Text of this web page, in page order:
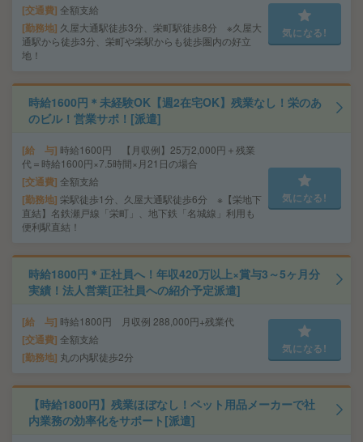
交通費 全額支給
勤務地 久屋大通駅徒歩3分、栄町駅徒歩8分 ※久屋大
通駅から徒歩3分、栄町や栄駅からも徒歩圏内の好立
地！
気になる!
時給1600円＊未経験OK【週2在宅OK】残業なし！栄のあ
のビル！営業サポ！[派遣]
給 与 時給1600円 【月収例】25万2,000円＋残業
代＝時給1600円×7.5時間×月21日の場合
交通費 全額支給
勤務地 栄駅徒歩1分、久屋大通駅徒歩6分 ※【栄地下
直結】名鉄瀬戸線「栄町」、地下鉄「名城線」利用も
便利駅直結！
気になる!
時給1800円＊正社員へ！年収420万以上×賞与3～5ヶ月分
実績！法人営業[正社員への紹介予定派遣]
給 与 時給1800円 月収例 288,000円+残業代
交通費 全額支給
勤務地 丸の内駅徒歩2分
気になる!
【時給1800円】残業ほぼなし！ペット用品メーカーで社
内業務の効率化をサポート[派遣]